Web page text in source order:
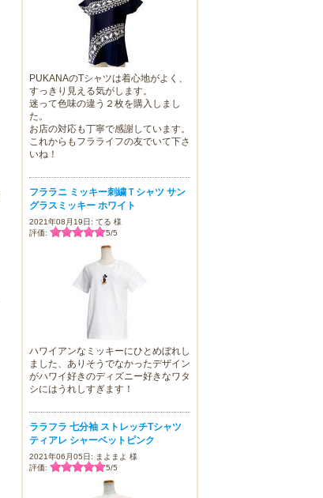
PUKANAのTシャツは着心地がよく、
すっきり見える気がします。
迷って色味の違う２枚を購入しまし
た。
お店の対応も丁寧で感謝しています。
これからもフラライフの友でいて下さ
いね！
フララニ ミッキー刺繍Ｔシャツ サン
グラスミッキー ホワイト
2021年08月19日: てる 様
評価:
5/5
ハワイアンなミッキーにひとめぼれし
ました、ありそうでなかったデザイン
がハワイ好きのディズニー好きなワタ
シにはうれしすぎます！
ララフラ 七分袖 ストレッチTシャツ
ティアレ シャーベットピンク
2021年06月05日: まよまよ 様
評価:
5/5